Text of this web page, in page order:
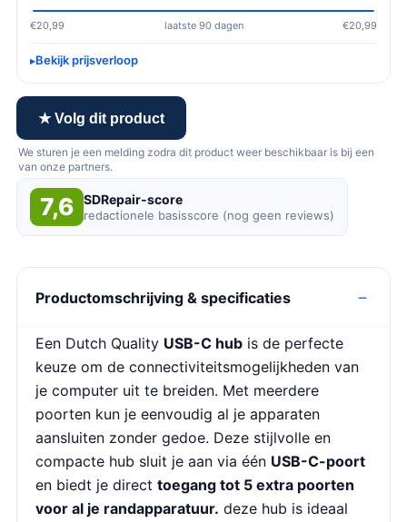
€20,99 laatste 90 dagen €20,99
Bekijk prijsverloop
★ Volg dit product
We sturen je een melding zodra dit product weer beschikbaar is bij een
van onze partners.
7,6 SDRepair-score
redactionele basisscore (nog geen reviews)
Productomschrijving & specificaties
Een Dutch Quality USB-C hub is de perfecte
keuze om de connectiviteitsmogelijkheden van
je computer uit te breiden. Met meerdere
poorten kun je eenvoudig al je apparaten
aansluiten zonder gedoe. Deze stijlvolle en
compacte hub sluit je aan via één USB-C-poort
en biedt je direct toegang tot 5 extra poorten
voor al je randapparatuur. deze hub is ideaal